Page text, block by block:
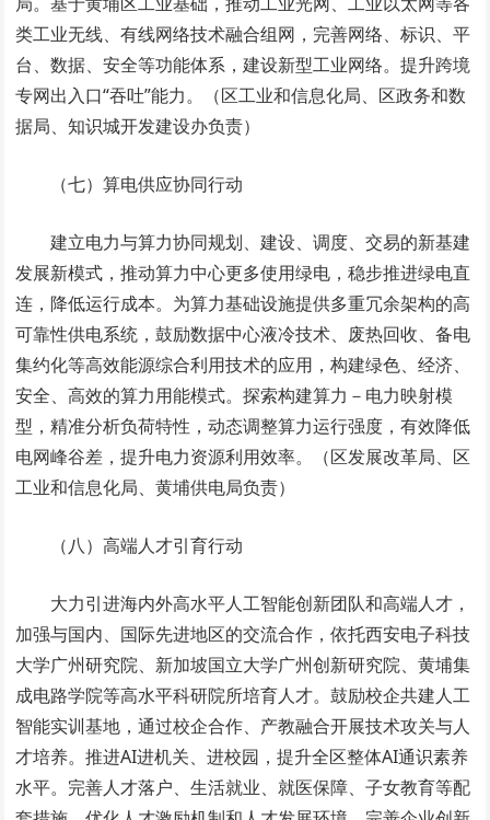
类工业无线、有线网络技术融合组网，完善网络、标识、平
台、数据、安全等功能体系，建设新型工业网络。提升跨境
专网出入口“吞吐”能力。（区工业和信息化局、区政务和数
据局、知识城开发建设办负责）
（七）算电供应协同行动
建立电力与算力协同规划、建设、调度、交易的新基建
发展新模式，推动算力中心更多使用绿电，稳步推进绿电直
连，降低运行成本。为算力基础设施提供多重冗余架构的高
可靠性供电系统，鼓励数据中心液冷技术、废热回收、备电
集约化等高效能源综合利用技术的应用，构建绿色、经济、
安全、高效的算力用能模式。探索构建算力－电力映射模
型，精准分析负荷特性，动态调整算力运行强度，有效降低
电网峰谷差，提升电力资源利用效率。（区发展改革局、区
工业和信息化局、黄埔供电局负责）
（八）高端人才引育行动
大力引进海内外高水平人工智能创新团队和高端人才，
加强与国内、国际先进地区的交流合作，依托西安电子科技
大学广州研究院、新加坡国立大学广州创新研究院、黄埔集
成电路学院等高水平科研院所培育人才。鼓励校企共建人工
智能实训基地，通过校企合作、产教融合开展技术攻关与人
才培养。推进AI进机关、进校园，提升全区整体AI通识素养
水平。完善人才落户、生活就业、就医保障、子女教育等配